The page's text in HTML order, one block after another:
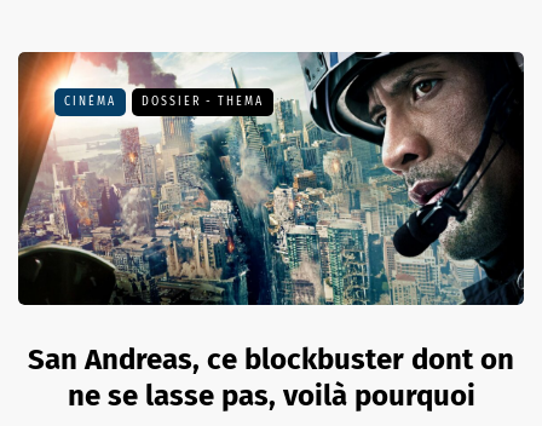
CINÉMA DOSSIER - THEMA
San Andreas, ce blockbuster dont on
ne se lasse pas, voilà pourquoi